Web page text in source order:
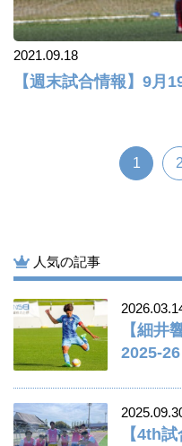
2021.09.18
【週末試合情報】9月
1 2
人気の記事
【細井
2025-
【4th